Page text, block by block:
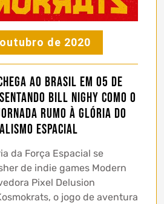
de 2020
ao Brasil em 05 de
Bill Nighy como o
rumo à glória do
Espacial
da Força Espacial se
de indie games Modern
Pixel Delusion
o jogo de aventura